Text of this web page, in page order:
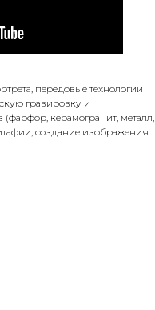
передовые технологии
гравировку и
керамогранит, металл,
создание изображения